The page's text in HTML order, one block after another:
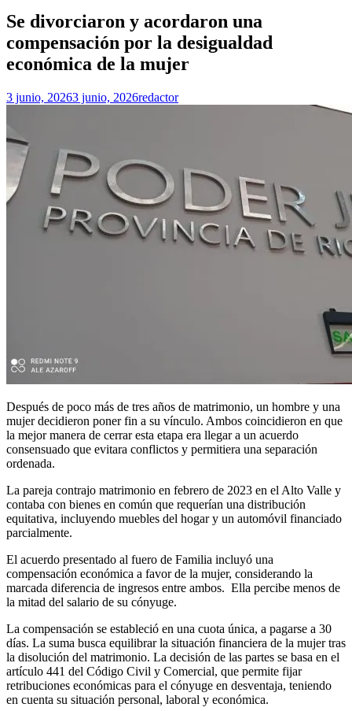
Se divorciaron y acordaron una
compensación por la desigualdad
económica de la mujer
3 junio, 20263 junio, 2026redactor
Después de poco más de tres años de matrimonio, un hombre y una
mujer decidieron poner fin a su vínculo. Ambos coincidieron en que
la mejor manera de cerrar esta etapa era llegar a un acuerdo
consensuado que evitara conflictos y permitiera una separación
ordenada.
La pareja contrajo matrimonio en febrero de 2023 en el Alto Valle y
contaba con bienes en común que requerían una distribución
equitativa, incluyendo muebles del hogar y un automóvil financiado
parcialmente.
El acuerdo presentado al fuero de Familia incluyó una
compensación económica a favor de la mujer, considerando la
marcada diferencia de ingresos entre ambos. Ella percibe menos de
la mitad del salario de su cónyuge.
La compensación se estableció en una cuota única, a pagarse a 30
días. La suma busca equilibrar la situación financiera de la mujer tras
la disolución del matrimonio. La decisión de las partes se basa en el
artículo 441 del Código Civil y Comercial, que permite fijar
retribuciones económicas para el cónyuge en desventaja, teniendo
en cuenta su situación personal, laboral y económica.